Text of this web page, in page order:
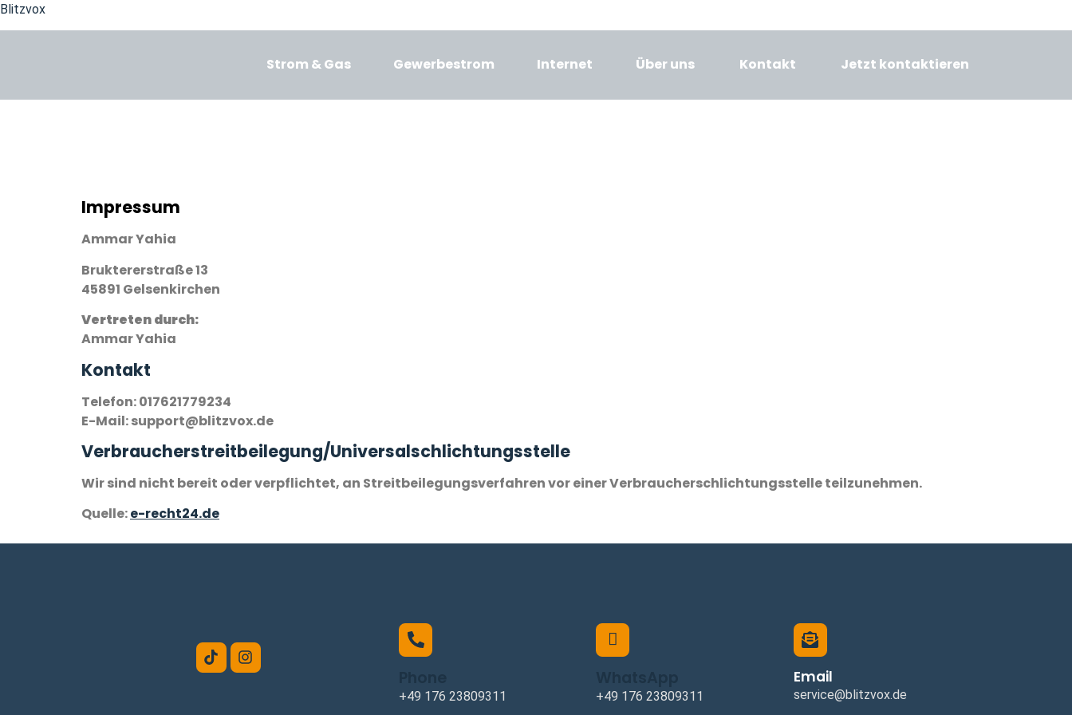
Blitzvox
Strom & Gas Gewerbestrom Internet Über uns Kontakt Jetzt kontaktieren
Impressum
Impressum
Ammar Yahia
Bruktererstraße 13
45891 Gelsenkirchen
Vertreten durch:
Ammar Yahia
Kontakt
Telefon: 017621779234
E-Mail: support@blitzvox.de
Verbraucher­streit­beilegung/Universal­schlichtungs­stelle
Wir sind nicht bereit oder verpflichtet, an Streitbeilegungsverfahren vor einer Verbraucherschlichtungsstelle teilzunehmen.
Quelle:e-recht24.de
+49 176 23809311 +49 176 23809311
Email
service@blitzvox.de